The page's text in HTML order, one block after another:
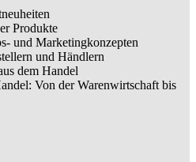
Produkte
und Marketingkonzepten
und Händlern
dem Handel
Von der Warenwirtschaft bis